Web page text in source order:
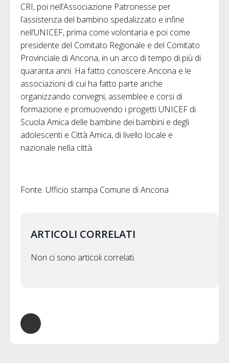
CRI, poi nell’Associazione Patronesse per
l’assistenza del bambino spedalizzato e infine
nell’UNICEF, prima come volontaria e poi come
presidente del Comitato Regionale e del Comitato
Provinciale di Ancona, in un arco di tempo di più di
quaranta anni. Ha fatto conoscere Ancona e le
associazioni di cui ha fatto parte anche
organizzando convegni, assemblee e corsi di
formazione e promuovendo i progetti UNICEF di
Scuola Amica delle bambine dei bambini e degli
adolescenti e Città Amica, di livello locale e
nazionale nella città.
Fonte: Ufficio stampa Comune di Ancona
ARTICOLI CORRELATI
Non ci sono articoli correlati.